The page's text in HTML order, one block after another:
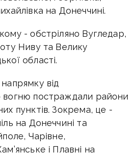
на Донеччині.
- обстріляно Вугледар,
Ниву та Велику
області.
від
вогню постраждали райони
пунктів. Зокрема, це -
на Донеччині та
Чарівне,
і Плавні на